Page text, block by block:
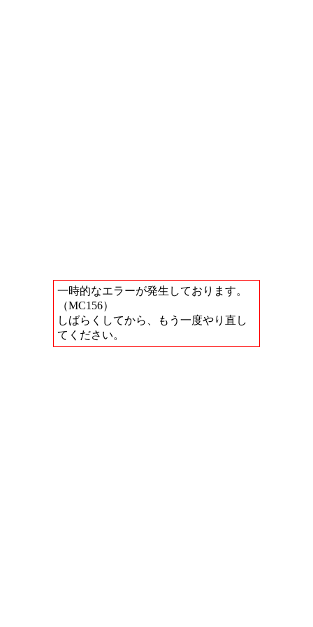
一時的なエラーが発生しております。
（MC156）
しばらくしてから、もう一度やり直し
てください。